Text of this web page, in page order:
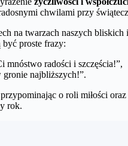
chwilami przy
na twarzach naszych
proste frazy:
mnóstwo radości i szczęścia!”,
gronie najbliższych!”.
o roli miłości
rok.